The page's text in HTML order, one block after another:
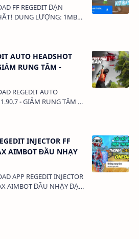
1MB
AUTO HEADSHOT
RUNG TÂM -
- GIẢM RUNG TÂM -
|| []).p…
INJECTOR FF
AIMBOT ĐẦU NHẠY
AIMBOT ĐẦU NHẠY ĐẠN
|| []).pus…